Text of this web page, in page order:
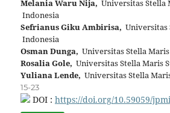
Melania Waru Nija, Universitas Stella
Indonesia
Sefrianus Giku Ambirisa, Universitas
Indonesia
Osman Dunga, Universitas Stella
Rosalia Gole, Universitas Stella Maris
Yuliana Lende, Universitas Stella
15-23
DOI : https://doi.org/10.59059/